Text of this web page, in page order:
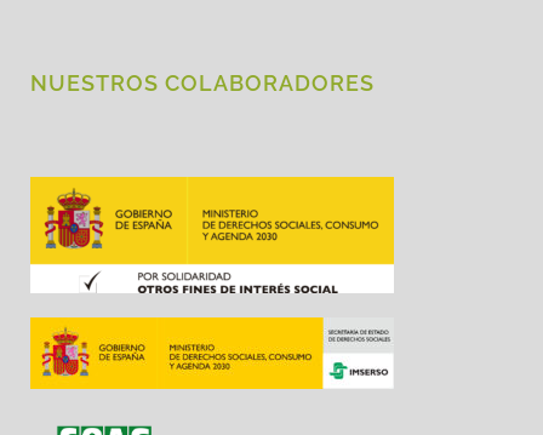
NUESTROS COLABORADORES